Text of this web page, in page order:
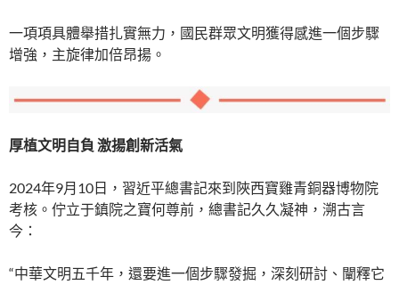
一項項具體舉措扎實無力，國民群眾文明獲得感進一個步驟
增強，主旋律加倍昂揚。
厚植文明自負 激揚創新活氣
2024年9月10日，習近平總書記來到陜西寶雞青銅器博物院
考核。佇立于鎮院之寶何尊前，總書記久久凝神，溯古言
今：
“中華文明五千年，還要進一個步驟發掘，深刻研討、闡釋它